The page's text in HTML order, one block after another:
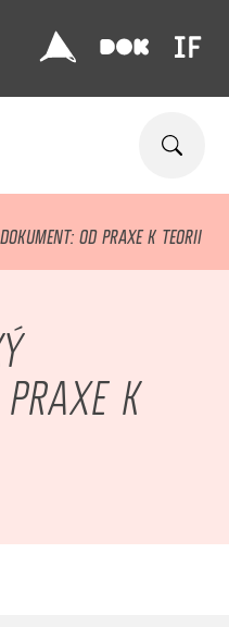
OD PRAXE K TEORII
K